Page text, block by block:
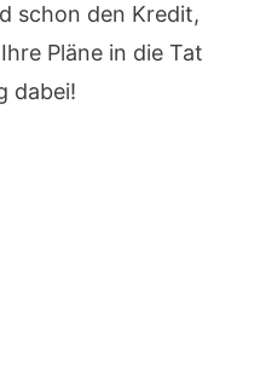
schon den Kredit,
Pläne in die Tat
dabei!